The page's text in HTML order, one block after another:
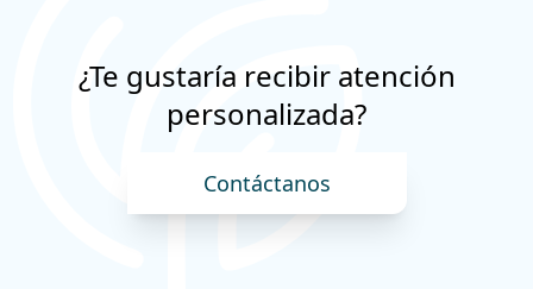
¿Te gustaría recibir atención
personalizada?
Contáctanos